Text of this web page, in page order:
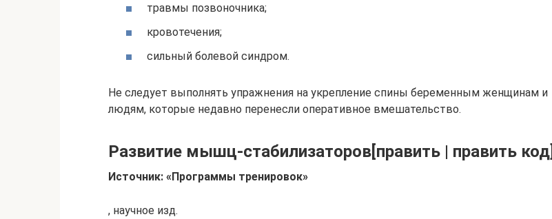
травмы позвоночника;
кровотечения;
сильный болевой синдром.
Не следует выполнять упражнения на укрепление спины беременным женщинам и
людям, которые недавно перенесли оперативное вмешательство.
Развитие мышц-стабилизаторов[править | править код]
Источник: «Программы тренировок»
, научное изд.